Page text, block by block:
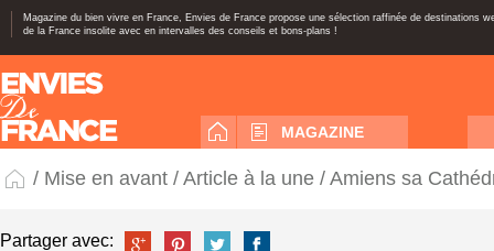
Magazine du bien vivre en France, Envies de France propose une sélection raffinée de destinations
de la France insolite avec en intervalles des conseils et bons-plans !
MAGAZINE
/ Mise en avant / Article à la une / Amiens sa
Partager avec: